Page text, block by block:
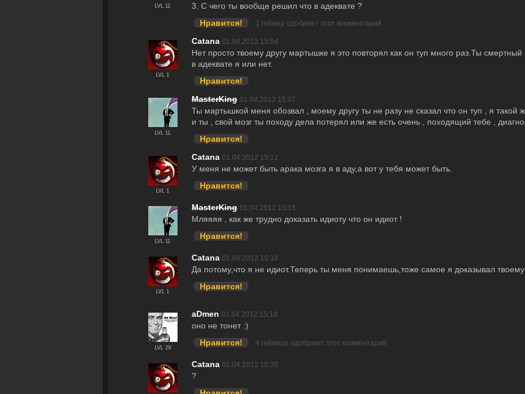
LVL 11
3. С чего ты вообще решил что в адеквате ?
Нравится!
1 геймер одобряет этот комментарий
LVL 1
Catana 01.04.2012 15:04
Нет просто твоему другу мартышке я это повторял как он туп много раз.Ты смертный
в адеквате я или нет.
Нравится!
LVL 11
MasterKing 01.04.2012 15:07
Ты мартышкой меня обозвал , моему другу ты не разу не сказал что он туп , я такой
и ты , свой мозг ты походу дела потерял или же есть очень , походящий тебе ,
Нравится!
LVL 1
Catana 01.04.2012 15:12
У меня не может быть арака мозга я в аду,а вот у тебя может быть.
Нравится!
LVL 11
MasterKing 01.04.2012 15:15
Мляяяя , как же трудно доказать идиоту что он идиот !
Нравится!
LVL 1
Catana 01.04.2012 15:18
Да потому,что я не идиот.Теперь ты меня понимаешь,тоже самое я доказывал твоему
Нравится!
LVL 29
aDmen 01.04.2012 15:18
оно не тонет :)
Нравится!
4 геймера одобряют этот комментарий
Catana 01.04.2012 15:20
?